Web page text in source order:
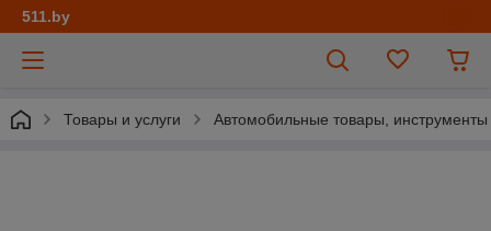
511.by
Товары и услуги Автомобильные товары, инструменты